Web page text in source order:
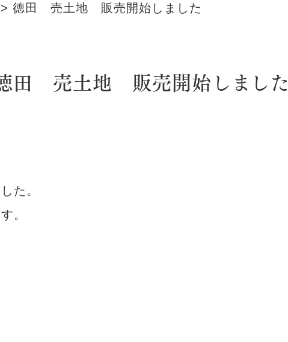
> 徳田 売土地 販売開始しました
田 売土地 販売開始しました
た。
。